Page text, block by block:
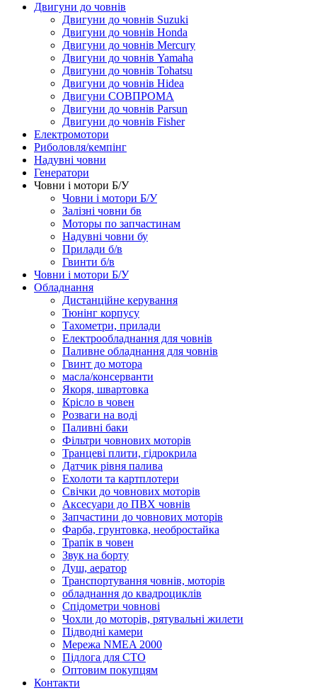
Двигуни до човнів
Двигуни до човнів Suzuki
Двигуни до човнів Honda
Двигуни до човнів Mercury
Двигуни до човнів Yamaha
Двигуни до човнів Tohatsu
Двигуни до човнів Hidea
Двигуни СОВПРОМА
Двигуни до човнів Parsun
Двигуни до човнів Fisher
Електромотори
Риболовля/кемпінг
Надувні човни
Генератори
Човни і мотори Б/У
Човни і мотори Б/У
Залізні човни бв
Моторы по запчастинам
Надувні човни бу
Прилади б/в
Гвинти б/в
Човни і мотори Б/У
Обладнання
Дистанційне керування
Тюнінг корпусу
Тахометри, прилади
Електрообладнання для човнів
Паливне обладнання для човнів
Гвинт до мотора
масла/консерванти
Якоря, швартовка
Крісло в човен
Розваги на воді
Паливні баки
Фільтри човнових моторів
Транцеві плити, гідрокрила
Датчик рівня палива
Ехолоти та картплотери
Cвічки до човнових моторів
Аксесуари до ПВХ човнів
Запчастини до човнових моторів
Фарба, грунтовка, необростайка
Трапік в човен
Звук на борту
Душ, аератор
Транспортування човнів, моторів
обладнання до квадроциклів
Спідометри човнові
Чохли до моторів, рятувальні жилети
Підводні камери
Мережа NMEA 2000
Підлога для СТО
Оптовим покупцям
Контакти